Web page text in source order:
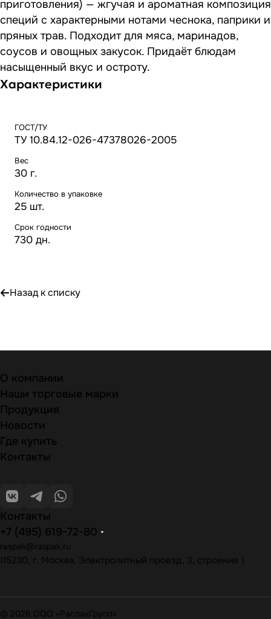
приготовления) — жгучая и ароматная композиция
специй с характерными нотами чеснока, паприки и
пряных трав. Подходит для мяса, маринадов,
соусов и овощных закусок. Придаёт блюдам
насыщенный вкус и остроту.
Характеристики
ГОСТ/ТУ
ТУ 10.84.12-026-47378026-2005
Вес
30 г.
Количество в упаковке
25 шт.
Срок годности
730 дн.
Назад к списку
О компании
Наши торговые марки
Продукция
Новости
Где купить
Контакты
Контакты
+7 (495) 619-72-80
raspak@raspak.ru
115230, г. Москва, Электролитный проезд, 3, строение 1
© 2026 ООО «РаспакГрупп»